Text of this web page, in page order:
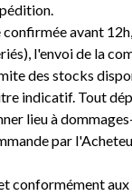
avant
l'envoi de la
des stocks
indicatif. Tout
lieu à
par
conformément